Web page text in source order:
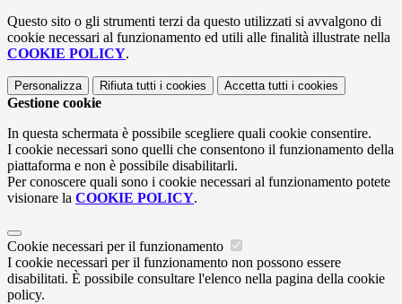
Questo sito o gli strumenti terzi da questo utilizzati si avvalgono di
cookie necessari al funzionamento ed utili alle finalità illustrate nella
COOKIE POLICY.
Personalizza Rifiuta tutti i cookies Accetta tutti i cookies
Gestione cookie
In questa schermata è possibile scegliere quali cookie consentire.
I cookie necessari sono quelli che consentono il funzionamento della
piattaforma e non è possibile disabilitarli.
Per conoscere quali sono i cookie necessari al funzionamento potete
visionare la COOKIE POLICY.
Cookie necessari per il funzionamento
I cookie necessari per il funzionamento non possono essere
disabilitati. È possibile consultare l'elenco nella pagina della cookie
policy.